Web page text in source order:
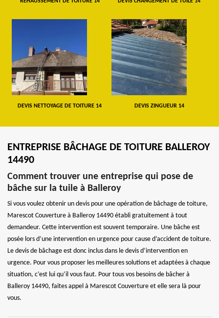
DEVIS NETTOYAGE DE TOITURE 14 DEVIS ZINGUEUR 14
ENTREPRISE BÂCHAGE DE TOITURE BALLEROY
14490
Comment trouver une entreprise qui pose de
bâche sur la tuile à Balleroy
Si vous voulez obtenir un devis pour une opération de bâchage de toiture,
Marescot Couverture à Balleroy 14490 établi gratuitement à tout
demandeur. Cette intervention est souvent temporaire. Une bâche est
posée lors d’une intervention en urgence pour cause d’accident de toiture.
Le devis de bâchage est donc inclus dans le devis d’intervention en
urgence. Pour vous proposer les meilleures solutions et adaptées à chaque
situation, c’est lui qu’il vous faut. Pour tous vos besoins de bâcher à
Balleroy 14490, faites appel à Marescot Couverture et elle sera là pour
vous.